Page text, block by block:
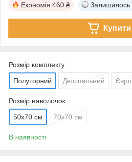
Економія 460 ₴ Залишилось
Купити
Розмір комплекту
Полуторний Двоспальний Євро
Розмір наволочок
50х70 см 70х70 см
В наявності